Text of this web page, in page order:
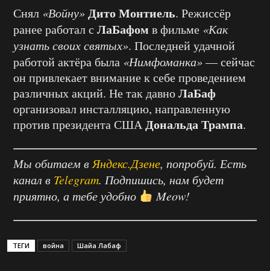
Снял «Войну»Дито Монтиель. Режиссёр
ранее работал с ЛаБафом в фильме «Как
узнать своих святых». Последней удачной
работой актёра была «Нимфоманка»— сейчас
он привлекает внимание к себе проведением
различных акций. Не так давноЛаБаф
организовал инсталляцию, направленную
против президента СШАДональда Трампа.
Мы обитаем в Яндекс.Дзене, попробуй. Есть
канал в Telegram. Подпишись, нам будет
приятно, а тебе удобно
Meow!
ТЕГИ война Шайа Лабаф